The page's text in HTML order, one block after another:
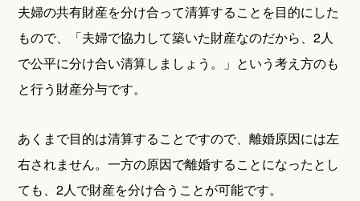
夫婦の共有財産を分け合って清算することを目的にした
もので、「夫婦で協力して築いた財産なのだから、2人
で公平に分け合い清算しましょう。」という考え方のも
と行う財産分与です。
あくまで目的は清算することですので、離婚原因には左
右されません。一方の原因で離婚することになったとし
ても、2人で財産を分け合うことが可能です。